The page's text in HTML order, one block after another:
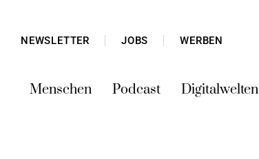
NEWSLETTER JOBS WERBEN
Menschen Podcast Digitalwelten